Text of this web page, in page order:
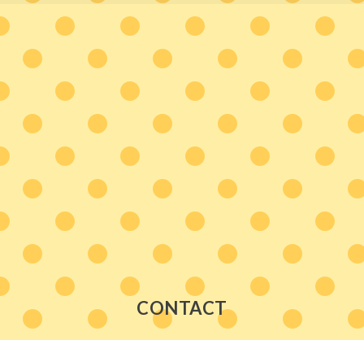
CONTACT